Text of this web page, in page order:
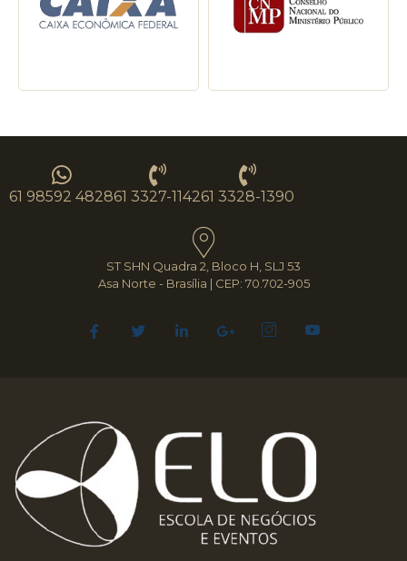
61 98592 482861 3327-114261 3328-1390
ST SHN Quadra 2, Bloco H, SLJ 53
Asa Norte - Brasília | CEP: 70.702-905